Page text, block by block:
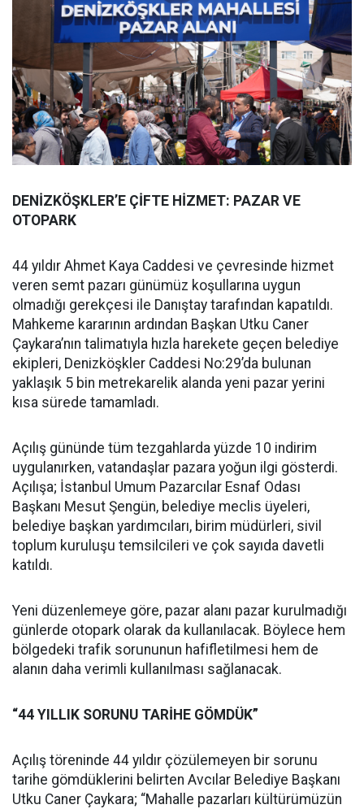
DENİZKÖŞKLER’E ÇİFTE HİZMET: PAZAR VE
OTOPARK
44 yıldır Ahmet Kaya Caddesi ve çevresinde hizmet
veren semt pazarı günümüz koşullarına uygun
olmadığı gerekçesi ile Danıştay tarafından kapatıldı.
Mahkeme kararının ardından Başkan Utku Caner
Çaykara’nın talimatıyla hızla harekete geçen belediye
ekipleri, Denizköşkler Caddesi No:29’da bulunan
yaklaşık 5 bin metrekarelik alanda yeni pazar yerini
kısa sürede tamamladı.
Açılış gününde tüm tezgahlarda yüzde 10 indirim
uygulanırken, vatandaşlar pazara yoğun ilgi gösterdi.
Açılışa; İstanbul Umum Pazarcılar Esnaf Odası
Başkanı Mesut Şengün, belediye meclis üyeleri,
belediye başkan yardımcıları, birim müdürleri, sivil
toplum kuruluşu temsilcileri ve çok sayıda davetli
katıldı.
Yeni düzenlemeye göre, pazar alanı pazar kurulmadığı
günlerde otopark olarak da kullanılacak. Böylece hem
bölgedeki trafik sorununun hafifletilmesi hem de
alanın daha verimli kullanılması sağlanacak.
“44 YILLIK SORUNU TARİHE GÖMDÜK”
Açılış töreninde 44 yıldır çözülemeyen bir sorunu
tarihe gömdüklerini belirten Avcılar Belediye Başkanı
Utku Caner Çaykara; “Mahalle pazarları kültürümüzün